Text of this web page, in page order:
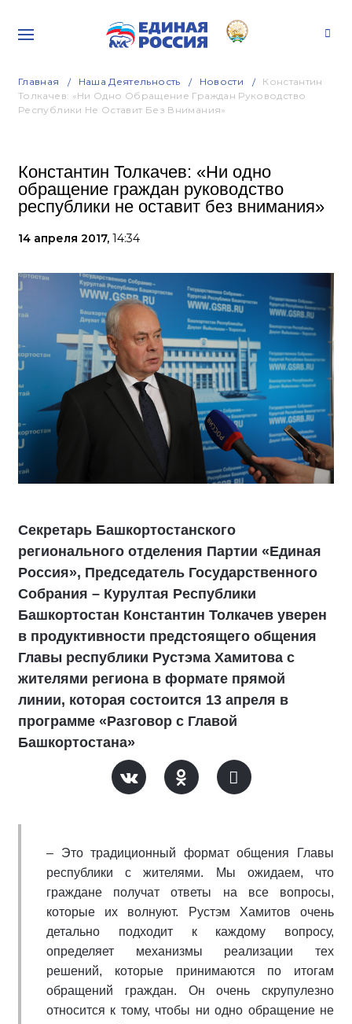
Главная Наша Деятельность Новости
Константин
Толкачев: «Ни Одно Обращение Граждан Руководство
Республики Не Оставит Без Внимания»
Константин Толкачев: «Ни одно
обращение граждан руководство
республики не оставит без внимания»
14 апреля 2017, 14:34
Секретарь Башкортостанского
регионального отделения Партии «Единая
Россия», Председатель Государственного
Собрания – Курултая Республики
Башкортостан Константин Толкачев уверен
в продуктивности предстоящего общения
Главы республики Рустэма Хамитова с
жителями региона в формате прямой
линии, которая состоится 13 апреля в
программе «Разговор с Главой
Башкортостана»
– Это традиционный формат общения Главы
республики с жителями. Мы ожидаем, что
граждане получат ответы на все вопросы,
которые их волнуют. Рустэм Хамитов очень
детально подходит к каждому вопросу,
определяет механизмы реализации тех
решений, которые принимаются по итогам
обращений граждан. Он очень скрупулезно
относится к тому, чтобы ни одно обращение не